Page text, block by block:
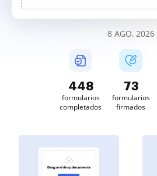
8 AGO, 2026
448
formularios
completados
73
formularios
firmados